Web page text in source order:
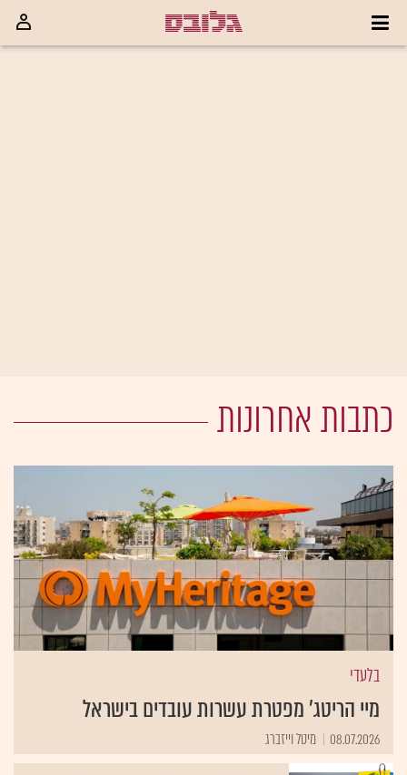
כתבות אחרונות
בלעדי
מיי הריטג' מפטרת עשרות עובדים בישראל
08.07.2026 מיטל וייזברג